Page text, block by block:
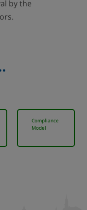
by the
Compliance
Model